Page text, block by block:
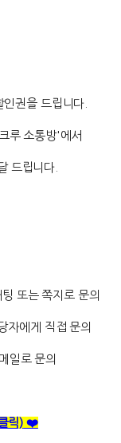
권을 드립니다.
루 소통방'에서
드립니다.
또는 쪽지로 문의
자에게 직접 문의
일로 문의
릭) ❤️